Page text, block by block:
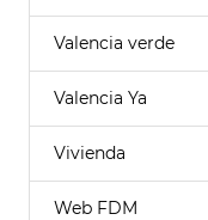
Valencia verde
Valencia Ya
Vivienda
Web FDM